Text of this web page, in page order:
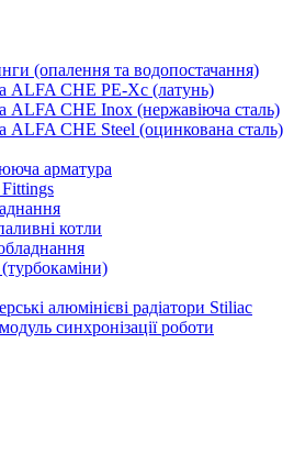
(опалення та водопостачання)
ALFA CHE PE-Xc (латунь)
ALFA CHE Inox (нержавіюча сталь)
ALFA CHE Steel (оцинкована сталь)
арматура
котли
алюмінієві радіатори Stiliac
синхронізації роботи